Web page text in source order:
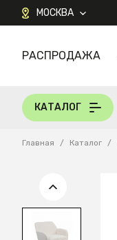
МОСКВА
КАТАЛОГ
РАСПРОДАЖА
КАТАЛОГ
Главная / Каталог /